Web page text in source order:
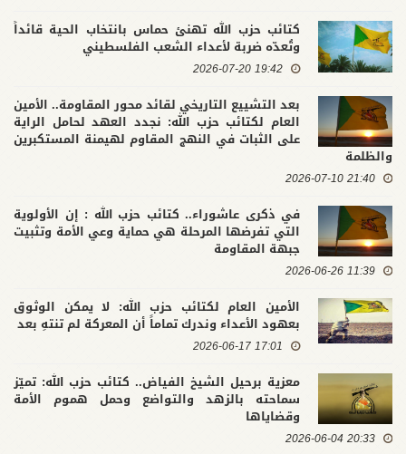
كتائب حزب الله تهنئ حماس بانتخاب الحية قائداً
وتُعدّه ضربة لأعداء الشعب الفلسطيني
19:42 2026-07-20
بعد التشييع التاريخي لقائد محور المقاومة.. الأمين
العام لكتائب حزب الله: نجدد العهد لحامل الراية
على الثبات في النهج المقاوم لهيمنة المستكبرين
والظلمة
21:40 2026-07-10
في ذكرى عاشوراء.. كتائب حزب الله : إن الأولوية
التي تفرضها المرحلة هي حماية وعي الأمة وتثبيت
جبهة المقاومة
11:39 2026-06-26
الأمين العام لكتائب حزب الله: لا يمكن الوثوق
بعهود الأعداء وندرك تماماً أن المعركة لم تنتهِ بعد
17:01 2026-06-17
معزية برحيل الشيخ الفياض.. كتائب حزب الله: تميّز
سماحته بالزهد والتواضع وحمل هموم الأمة
وقضاياها
20:33 2026-06-04